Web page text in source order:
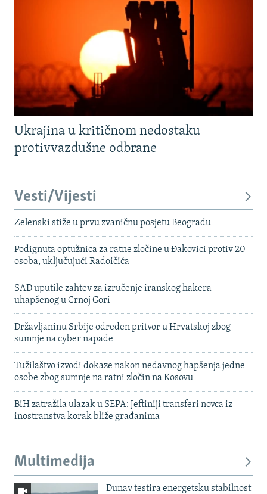
Ukrajina u kritičnom nedostaku
protivvazdušne odbrane
Vesti/Vijesti
Zelenski stiže u prvu zvaničnu posjetu Beogradu
Podignuta optužnica za ratne zločine u Đakovici protiv 20
osoba, uključujući Radoičića
SAD uputile zahtev za izručenje iranskog hakera
uhapšenog u Crnoj Gori
Državljaninu Srbije određen pritvor u Hrvatskoj zbog
sumnje na cyber napade
Tužilaštvo izvodi dokaze nakon nedavnog hapšenja jedne
osobe zbog sumnje na ratni zločin na Kosovu
BiH zatražila ulazak u SEPA: Jeftiniji transferi novca iz
inostranstva korak bliže građanima
Multimedija
Dunav testira energetsku stabilnost